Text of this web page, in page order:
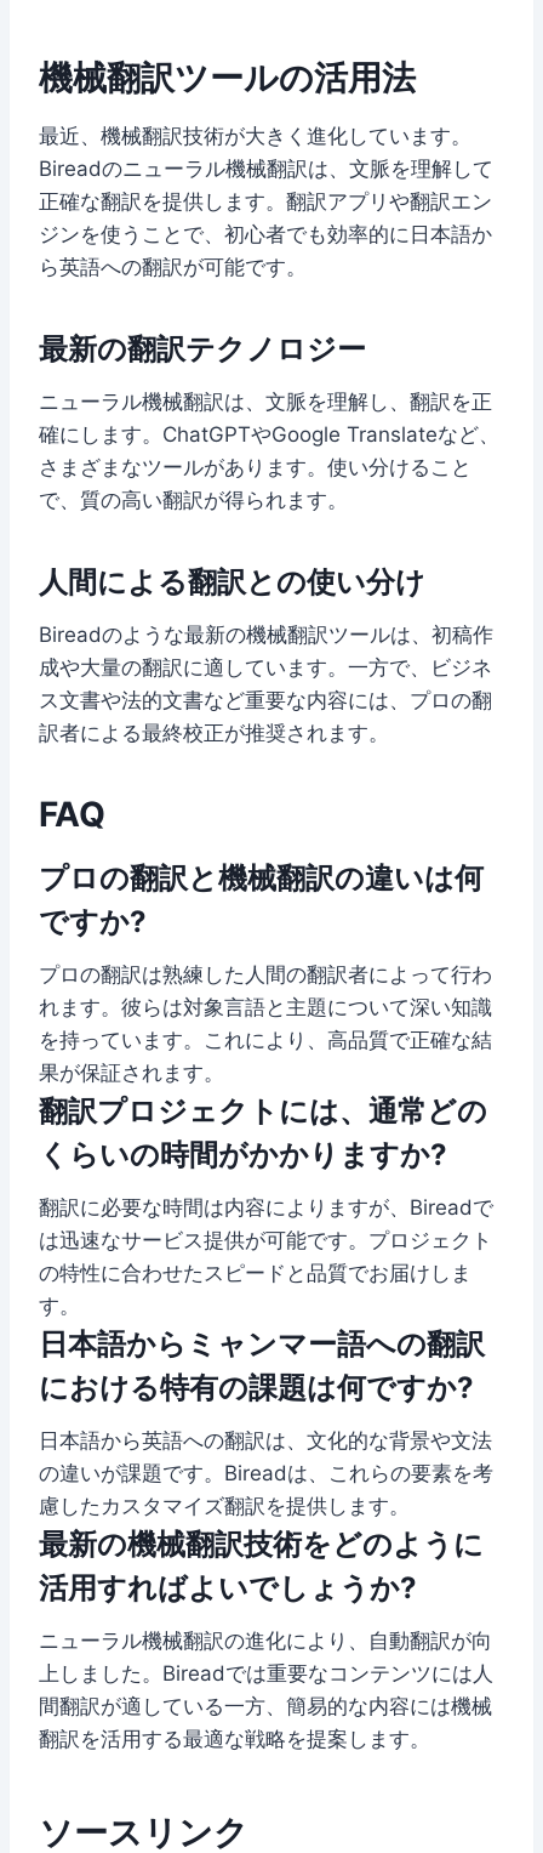
機械翻訳ツールの活用法
最近、機械翻訳技術が大きく進化しています。
Bireadのニューラル機械翻訳は、文脈を理解して
正確な翻訳を提供します。翻訳アプリや翻訳エン
ジンを使うことで、初心者でも効率的に日本語か
ら英語への翻訳が可能です。
最新の翻訳テクノロジー
ニューラル機械翻訳は、文脈を理解し、翻訳を正
確にします。ChatGPTやGoogle Translateなど、
さまざまなツールがあります。使い分けること
で、質の高い翻訳が得られます。
人間による翻訳との使い分け
Bireadのような最新の機械翻訳ツールは、初稿作
成や大量の翻訳に適しています。一方で、ビジネ
ス文書や法的文書など重要な内容には、プロの翻
訳者による最終校正が推奨されます。
FAQ
プロの翻訳と機械翻訳の違いは何
ですか?
プロの翻訳は熟練した人間の翻訳者によって行わ
れます。彼らは対象言語と主題について深い知識
を持っています。これにより、高品質で正確な結
果が保証されます。
翻訳プロジェクトには、通常どの
くらいの時間がかかりますか?
翻訳に必要な時間は内容によりますが、Bireadで
は迅速なサービス提供が可能です。プロジェクト
の特性に合わせたスピードと品質でお届けしま
す。
日本語からミャンマー語への翻訳
における特有の課題は何ですか?
日本語から英語への翻訳は、文化的な背景や文法
の違いが課題です。Bireadは、これらの要素を考
慮したカスタマイズ翻訳を提供します。
最新の機械翻訳技術をどのように
活用すればよいでしょうか?
ニューラル機械翻訳の進化により、自動翻訳が向
上しました。Bireadでは重要なコンテンツには人
間翻訳が適している一方、簡易的な内容には機械
翻訳を活用する最適な戦略を提案します。
ソースリンク